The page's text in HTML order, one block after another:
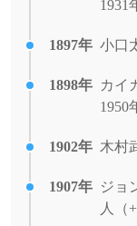
1931
1897年 小口
1898年 カイ
1950
1902年 木村
1907年 ジョ
人（